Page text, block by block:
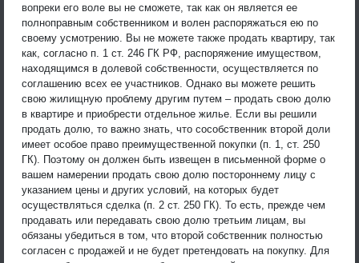
вопреки его воле вы не сможете, так как он является ее
полноправным собственником и волен распоряжаться ею по
своему усмотрению. Вы не можете также продать квартиру, так
как, согласно п. 1 ст. 246 ГК РФ, распоряжение имуществом,
находящимся в долевой собственности, осуществляется по
соглашению всех ее участников. Однако вы можете решить
свою жилищную проблему другим путем – продать свою долю
в квартире и приобрести отдельное жилье. Если вы решили
продать долю, то важно знать, что сособственник второй доли
имеет особое право преимущественной покупки (п. 1, ст. 250
ГК). Поэтому он должен быть извещен в письменной форме о
вашем намерении продать свою долю постороннему лицу с
указанием цены и других условий, на которых будет
осуществляться сделка (п. 2 ст. 250 ГК). То есть, прежде чем
продавать или передавать свою долю третьим лицам, вы
обязаны убедиться в том, что второй собственник полностью
согласен с продажей и не будет претендовать на покупку. Для